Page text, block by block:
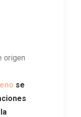
origen
se